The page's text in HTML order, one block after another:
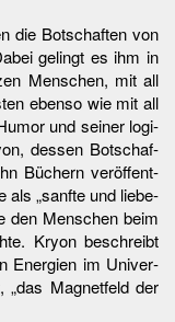
die Bot­schaf­ten von
ge­lingt es ihm in
Men­schen, mit all
eben­so wie mit all
und sei­ner lo­gi­
des­sen Bot­schaf­
Bü­chern ver­öf­f­ent­
als „sanf­te und lie­be­
den Men­schen beim
Kryon be­schreibt
En­er­gi­en im Uni­ver­
Ma­g­net­feld der